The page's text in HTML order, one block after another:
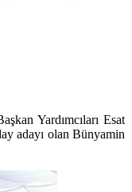
Yardımcıları Esat
adayı olan Bünyamin